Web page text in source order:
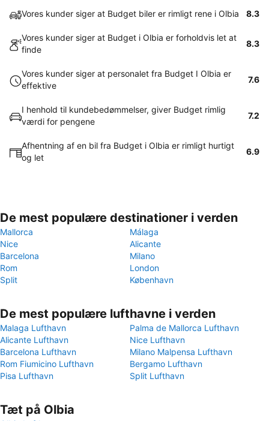
Vores kunder siger at Budget biler er rimligt rene i Olbia 8.3
Vores kunder siger at Budget i Olbia er forholdvis let at
finde
8.3
Vores kunder siger at personalet fra Budget I Olbia er
effektive
7.6
I henhold til kundebedømmelser, giver Budget rimlig
værdi for pengene
7.2
Afhentning af en bil fra Budget i Olbia er rimligt hurtigt
og let
6.9
De mest populære destinationer i verden
Mallorca
Málaga
Nice
Alicante
Barcelona
Milano
Rom
London
Split
København
De mest populære lufthavne i verden
Malaga Lufthavn
Palma de Mallorca Lufthavn
Alicante Lufthavn
Nice Lufthavn
Barcelona Lufthavn
Milano Malpensa Lufthavn
Rom Fiumicino Lufthavn
Bergamo Lufthavn
Pisa Lufthavn
Split Lufthavn
Tæt på Olbia